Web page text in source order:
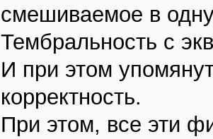
смешиваемое в
Тембральность с
И при этом
корректность.
При этом, все эти